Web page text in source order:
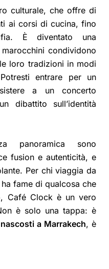
culturale, che offre di
ai corsi di cucina, fino
È diventato una
condividono
loro tradizioni in modi
entrare per un
a un concerto
dibattito sull’identità
panoramica sono
fusion e autenticità, e
Per chi viaggia da
fame di qualcosa che
Café Clock è un vero
è solo una tappa: è
a Marrakech, è